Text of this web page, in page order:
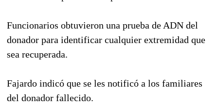
Funcionarios obtuvieron una prueba de ADN del
donador para identificar cualquier extremidad que
sea recuperada.
Fajardo indicó que se les notificó a los familiares
del donador fallecido.